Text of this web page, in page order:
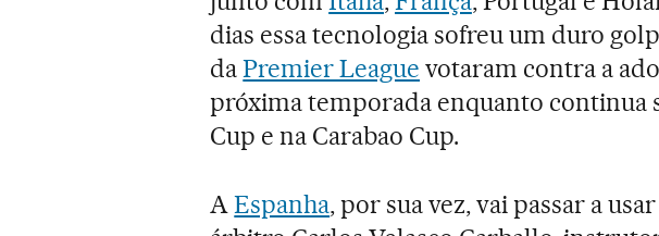
dias essa tecnologia sofreu um duro
daPremier League votaram contra a
próxima temporada enquanto continua
Cup e na Carabao Cup.
AEspanha, por sua vez, vai passar a